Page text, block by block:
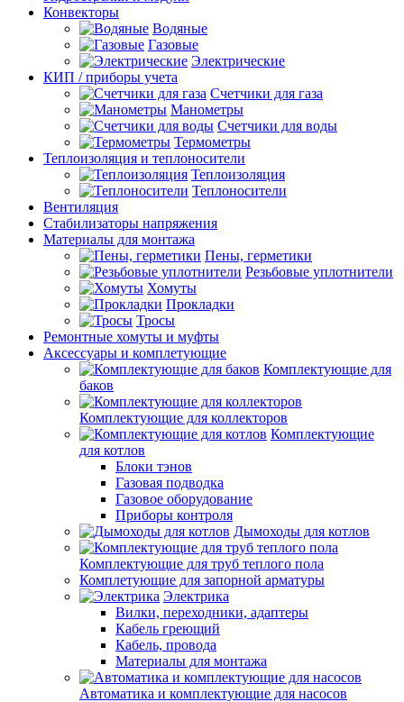
Конвекторы
Водяные
Газовые
Электрические
КИП / приборы учета
Счетчики для газа
Манометры
Счетчики для воды
Термометры
Теплоизоляция и теплоносители
Теплоизоляция
Теплоносители
Вентиляция
Стабилизаторы напряжения
Материалы для монтажа
Пены, герметики
Резьбовые уплотнители
Хомуты
Прокладки
Тросы
Ремонтные хомуты и муфты
Аксессуары и комплетующие
Комплектующие для
баков
Комплектующие для коллекторов
Комплектующие
для котлов
Блоки тэнов
Газовая подводка
Газовое оборудование
Приборы контроля
Дымоходы для котлов
Комплектующие для труб теплого пола
Комплетующие для запорной арматуры
Электрика
Вилки, переходники, адаптеры
Кабель греющий
Кабель, провода
Материалы для монтажа
Автоматика и комплектующие для насосов